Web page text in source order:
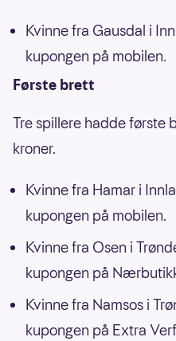
Kvinne fra Gausdal i
kupongen på mobilen.
Første brett
Tre spillere hadde første
kroner.
Kvinne fra Hamar i
kupongen på mobilen.
Kvinne fra Osen i
kupongen på
Kvinne fra Namsos i
kupongen på Extra